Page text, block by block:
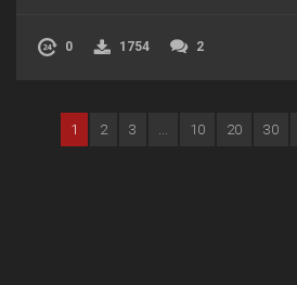
0 1754 2
1 2 3 10 20 30